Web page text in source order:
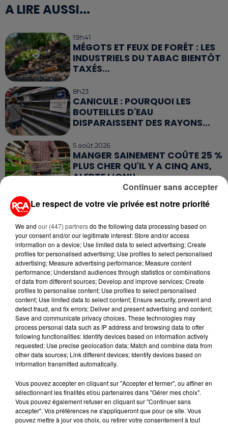
A LIRE AUSSI...
19h41
MÉGOTS ET FEUX DE FORÊT : LES
INDUSTRIELS DU TABAC BIENTÔT
TAXÉS...
8h23
CANICULE : POURQUOI LES
BOUTEILLES D'EAU
DISPARAISSENT DES RAYONS...
5 août 2026
MANGER SAINEMENT COÛTE 25 %
PLUS CHER QU'IL Y A CINQ ANS,
ALERTE L’ONU
5 août 2026
QUELLES SONT LES MARQUES QUI
5 août 2026
MOUCHES : LES 5 RÉFLEXES À
ADOPTER POUR ÉVITER
L'INVASION CET ÉTÉ...
4 août 2026
ÉCLIPSE SOLAIRE DU 12 AOÛT : LA
RUÉE VERS LES LUNETTES DE...
RETROUVEZ TOUTE L'ACTU DE LA RÉGION ET
RECEVEZ LES ALERTES INFOS DE LA RÉDACTION
Le respect de votre vie privée est notre priorité
We and our (447) partnersdo the following data processing based on
your consent and/or our legitimate interest: Store and/or access
information on a device; Use limited data to select advertising; Create
profiles for personalised advertising; Use profiles to select personalised
advertising; Measure advertising performance; Measure content
performance; Understand audiences through statistics or combinations
of data from different sources; Develop and improve services; Create
profiles to personalise content; Use profiles to select personalised
content; Use limited data to select content; Ensure security, prevent and
detect fraud, and fix errors; Deliver and present advertising and content;
Save and communicate privacy choices. These technologies may
process personal data such as IP address and browsing data to offer
following functionalities: Identify devices based on information actively
requested; Use precise geolocation data; Match and combine data from
other data sources; Link different devices; Identify devices based on
information transmitted automatically.
Vous pouvez accepter en cliquant sur "Accepter et fermer", ou affiner en
sélectionnant les finalités et/ou partenaires dans "Gérer mes choix".
Vous pouvez également refuser en cliquant sur "Continuer sans
accepter". Vos préférences ne s'appliqueront que pour ce site. Vous
pouvez mettre à jour vos choix, ou retirer votre consentement à tout
Continuer sans accepter